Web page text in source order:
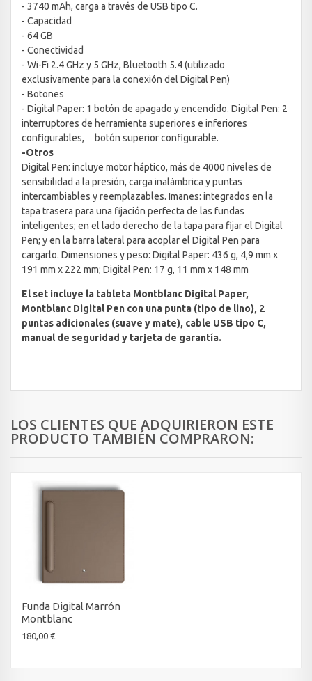
- 3740 mAh, carga a través de USB tipo C.
- Capacidad
- 64 GB
- Conectividad
- Wi-Fi 2.4 GHz y 5 GHz, Bluetooth 5.4 (utilizado
exclusivamente para la conexión del Digital Pen)
- Botones
- Digital Paper: 1 botón de apagado y encendido. Digital Pen: 2
interruptores de herramienta superiores e inferiores
configurables, botón superior configurable.
-Otros
Digital Pen: incluye motor háptico, más de 4000 niveles de
sensibilidad a la presión, carga inalámbrica y puntas
intercambiables y reemplazables. Imanes: integrados en la
tapa trasera para una fijación perfecta de las fundas
inteligentes; en el lado derecho de la tapa para fijar el Digital
Pen; y en la barra lateral para acoplar el Digital Pen para
cargarlo. Dimensiones y peso: Digital Paper: 436 g, 4,9 mm x
191 mm x 222 mm; Digital Pen: 17 g, 11 mm x 148 mm
El set incluye la tableta Montblanc Digital Paper,
Montblanc Digital Pen con una punta (tipo de lino), 2
puntas adicionales (suave y mate), cable USB tipo C,
manual de seguridad y tarjeta de garantía.
LOS CLIENTES QUE ADQUIRIERON ESTE
PRODUCTO TAMBIÉN COMPRARON:
Funda Digital Marrón
Montblanc
180,00 €